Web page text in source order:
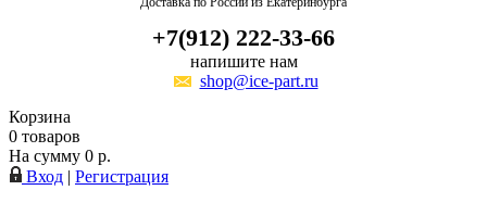
+7(912) 222-33-66
напишите нам
shop@ice-part.ru
Корзина
0 товаров
На сумму 0 р.
Вход | Регистрация